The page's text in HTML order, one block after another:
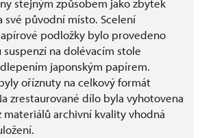
stejným způsobem jako zbytek
své původní místo. Scelení
podložky bylo provedeno
na dolévacím stole
japonským papírem.
oříznuty na celkový formát
zrestaurované dílo byla vyhotovena
materiálů archivní kvality vhodná